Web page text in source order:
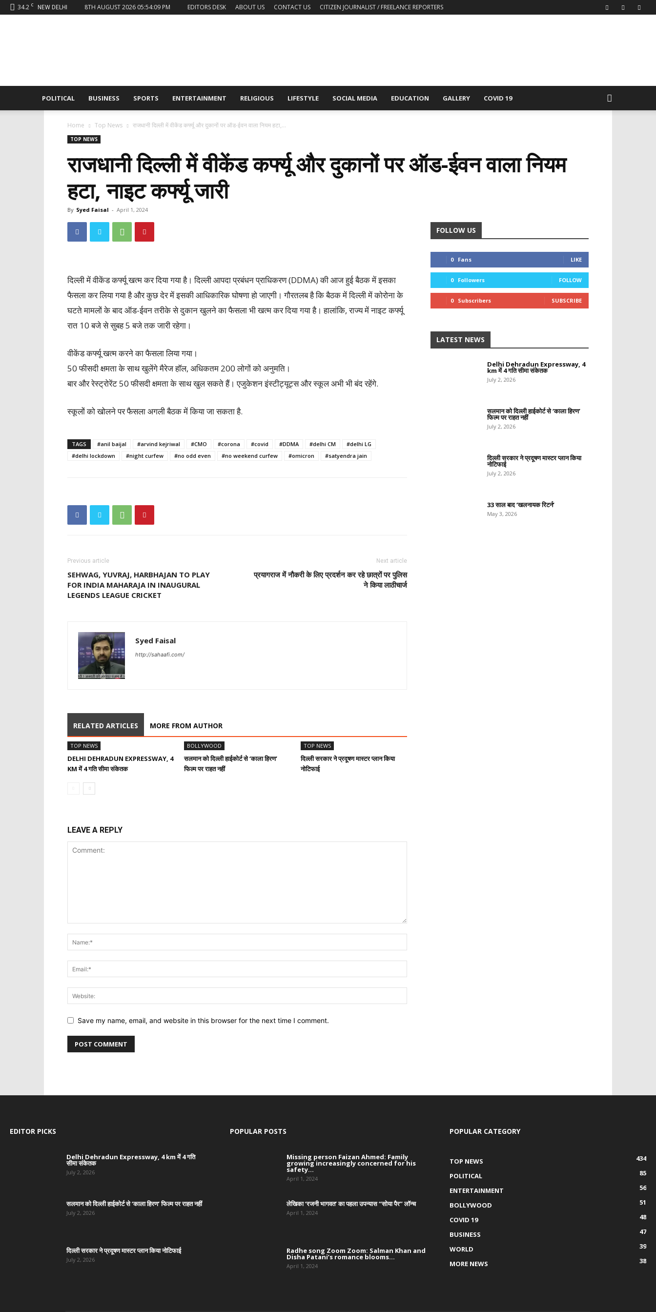
34.2 C NEW DELHI 8TH AUGUST 2026 05:54:09 PM EDITORS DESK ABOUT US CONTACT US CITIZEN JOURNALIST / FREELANCE REPORTERS
POLITICAL BUSINESS SPORTS ENTERTAINMENT RELIGIOUS LIFESTYLE SOCIAL MEDIA EDUCATION GALLERY COVID 19
Home Top News राजधानी दिल्ली में वीकेंड कर्फ्यू और दुकानों पर ऑड-ईवन वाला नियम हटा,...
TOP NEWS
राजधानी दिल्ली में वीकेंड कर्फ्यू और दुकानों पर ऑड-ईवन वाला नियम
हटा, नाइट कर्फ्यू जारी
By Syed Faisal - April 1, 2024
दिल्ली में वीकेंड कर्फ्यू खत्म कर दिया गया है। दिल्ली आपदा प्रबंधन प्राधिकरण (DDMA) की आज हुई बैठक में इसका
फैसला कर लिया गया है और कुछ देर में इसकी आधिकारिक घोषणा हो जाएगी। गौरतलब है कि बैठक में दिल्ली में कोरोना के
घटते मामलों के बाद ऑड-ईवन तरीके से दुकान खुलने का फैसला भी खत्म कर दिया गया है। हालांकि, राज्य में नाइट कर्फ्यू
रात 10 बजे से सुबह 5 बजे तक जारी रहेगा।
वीकेंड कर्फ्यू खत्म करने का फैसला लिया गया।
50 फीसदी क्षमता के साथ खुलेंगे मैरेज हॉल, अधिकतम 200 लोगों को अनुमति।
बार और रेस्ट्रोरेंट 50 फीसदी क्षमता के साथ खुल सकते हैं। एजुकेशन इंस्टीट्यूट्स और स्कूल अभी भी बंद रहेंगे.
स्कूलों को खोलने पर फैसला अगली बैठक में किया जा सकता है.
TAGS #anil baijal #arvind kejriwal #CMO #corona #covid #DDMA #delhi CM
#delhi LG
#delhi lockdown
#night curfew #no odd even #no weekend curfew #omicron #satyendra jain
Previous article
SEHWAG, YUVRAJ, HARBHAJAN TO PLAY
FOR INDIA MAHARAJA IN INAUGURAL
LEGENDS LEAGUE CRICKET
Next article
प्रयागराज में नौकरी के लिए प्रदर्शन कर रहे छात्रों पर पुलिस
ने किया लाठीचार्ज
Syed Faisal
http://sahaafi.com/
RELATED ARTICLES MORE FROM AUTHOR
TOP NEWS
DELHI DEHRADUN EXPRESSWAY, 4
KM में 4 गति सीमा संकेतक
BOLLYWOOD
सलमान को दिल्ली हाईकोर्ट से ‘काला हिरण’
फिल्म पर राहत नहीं
TOP NEWS
दिल्ली सरकार ने प्रदूषण मास्टर प्लान किया
नोटिफाई
LEAVE A REPLY
Save my name, email, and website in this browser for the next time I comment.
FOLLOW US
0 Fans LIKE
0 Followers FOLLOW
0 Subscribers SUBSCRIBE
LATEST NEWS
Delhi Dehradun Expressway, 4
km में 4 गति सीमा संकेतक
July 2, 2026
सलमान को दिल्ली हाईकोर्ट से ‘काला हिरण’
फिल्म पर राहत नहीं
July 2, 2026
दिल्ली सरकार ने प्रदूषण मास्टर प्लान किया
नोटिफाई
July 2, 2026
33 साल बाद ‘खलनायक रिटर्न’
May 3, 2026
EDITOR PICKS
Delhi Dehradun Expressway, 4 km में 4 गति
सीमा संकेतक
July 2, 2026
सलमान को दिल्ली हाईकोर्ट से ‘काला हिरण’ फिल्म पर राहत नहीं
July 2, 2026
दिल्ली सरकार ने प्रदूषण मास्टर प्लान किया नोटिफाई
July 2, 2026
POPULAR POSTS
Missing person Faizan Ahmed: Family
growing increasingly concerned for his
safety...
April 1, 2024
लेखिका ‘रजनी भागवत’ का पहला उपन्यास “सोया पैर” लॉन्च
April 1, 2024
Radhe song Zoom Zoom: Salman Khan and
Disha Patani’s romance blooms...
April 1, 2024
POPULAR CATEGORY
TOP NEWS
434
POLITICAL
85
ENTERTAINMENT
56
BOLLYWOOD
51
COVID 19
48
BUSINESS
47
WORLD
39
MORE NEWS
38